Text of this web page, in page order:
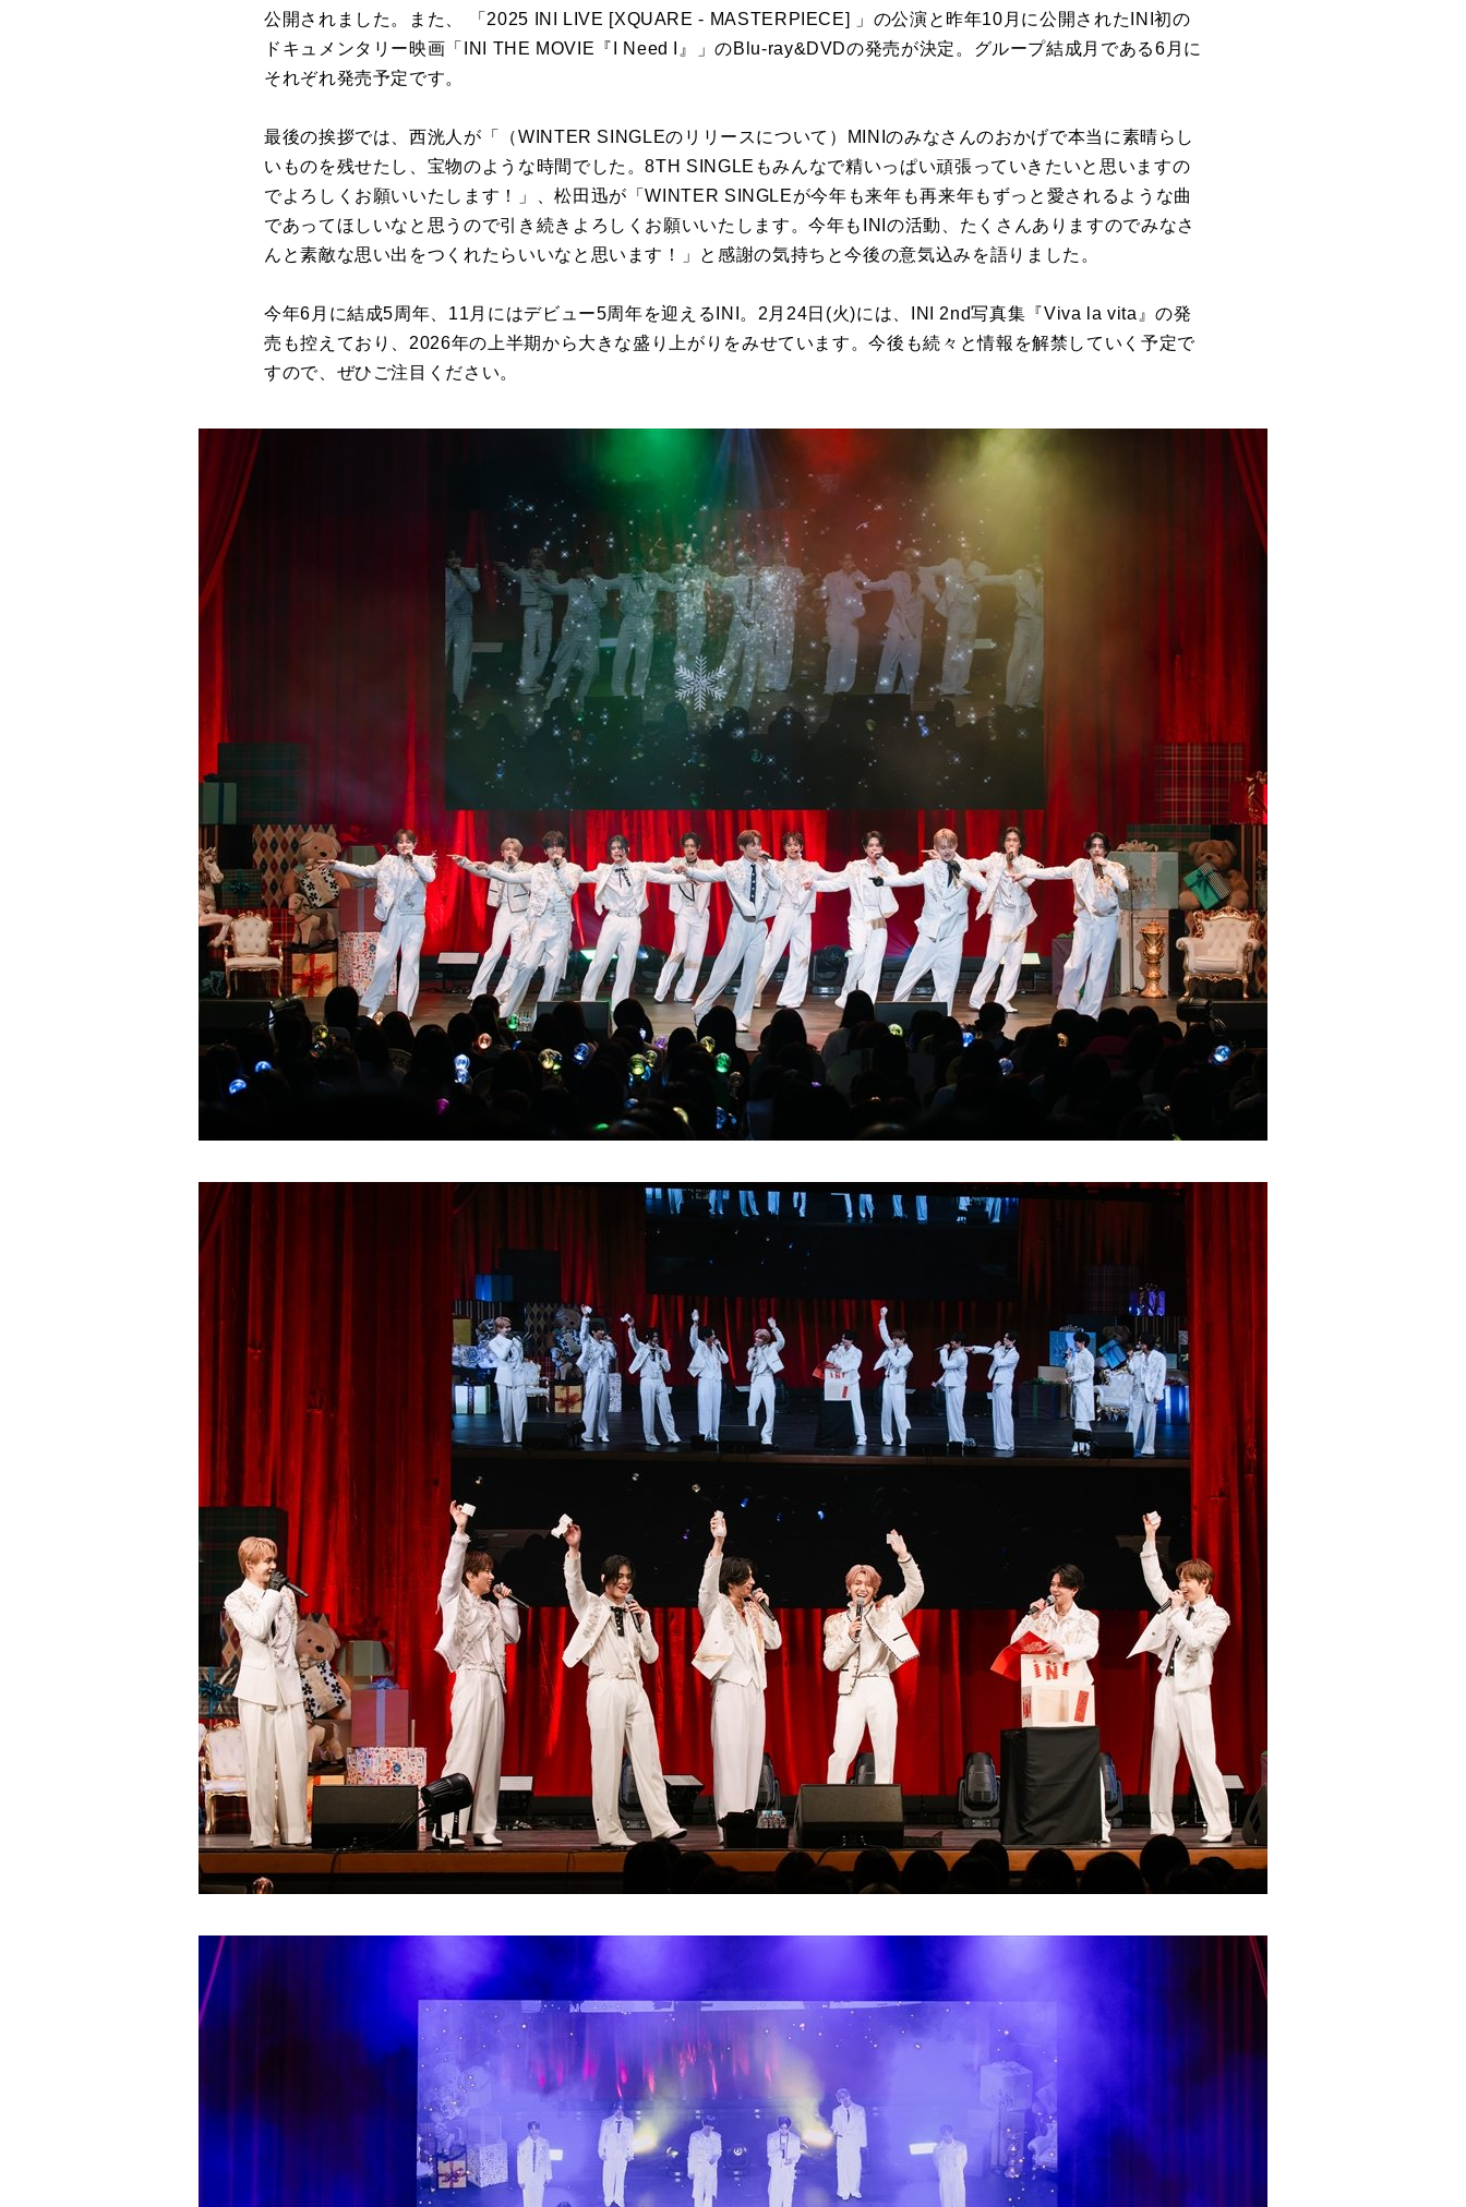
公開されました。また、 「2025 INI LIVE [XQUARE - MASTERPIECE] 」の公演と昨年10月に公開されたINI初の
ドキュメンタリー映画「INI THE MOVIE『I Need I』」のBlu-ray&DVDの発売が決定。グループ結成月である6月に
それぞれ発売予定です。
最後の挨拶では、西洸人が「（WINTER SINGLEのリリースについて）MINIのみなさんのおかげで本当に素晴らし
いものを残せたし、宝物のような時間でした。8TH SINGLEもみんなで精いっぱい頑張っていきたいと思いますの
でよろしくお願いいたします！」、松田迅が「WINTER SINGLEが今年も来年も再来年もずっと愛されるような曲
であってほしいなと思うので引き続きよろしくお願いいたします。今年もINIの活動、たくさんありますのでみなさ
んと素敵な思い出をつくれたらいいなと思います！」と感謝の気持ちと今後の意気込みを語りました。
今年6月に結成5周年、11月にはデビュー5周年を迎えるINI。2月24日(火)には、INI 2nd写真集『Viva la vita』の発
売も控えており、2026年の上半期から大きな盛り上がりをみせています。今後も続々と情報を解禁していく予定で
すので、ぜひご注目ください。